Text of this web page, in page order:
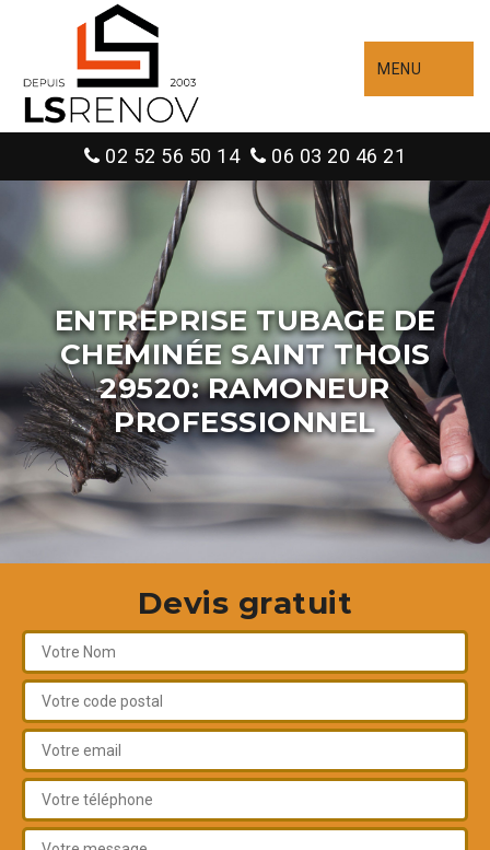
MENU
02 52 56 50 14 06 03 20 46 21
ENTREPRISE TUBAGE DE
CHEMINÉE SAINT THOIS
29520: RAMONEUR
PROFESSIONNEL
Devis gratuit